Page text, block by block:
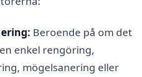
Beroende på om det
enkel rengöring,
mögelsanering eller